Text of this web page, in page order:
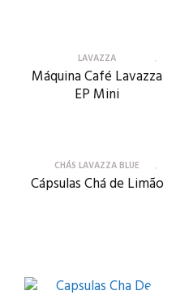
LAVAZZA
Máquina Café Lavazza
EP Mini
CHÁS LAVAZZA BLUE
Cápsulas Chá de Limão